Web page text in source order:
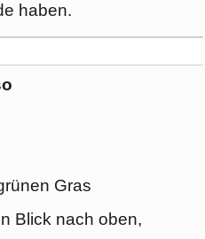
haben.
Gras
Blick nach oben,